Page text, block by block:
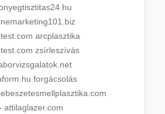
arcplasztika
zsírleszívás
forgácsolás
attilaglazer.com